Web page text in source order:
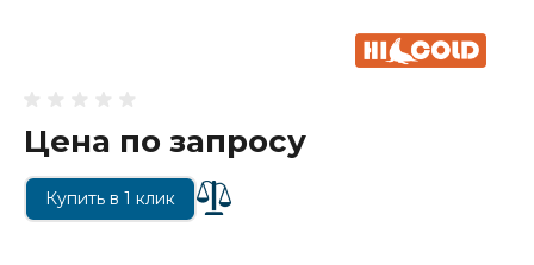
Цена по запросу
Купить в 1 клик